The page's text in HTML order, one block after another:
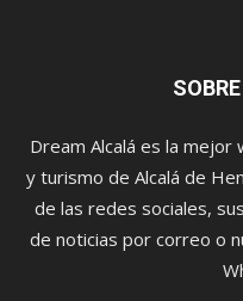
Dream Alcalá es la mejor
y turismo de Alcalá de
de las redes sociales,
de noticias por correo o